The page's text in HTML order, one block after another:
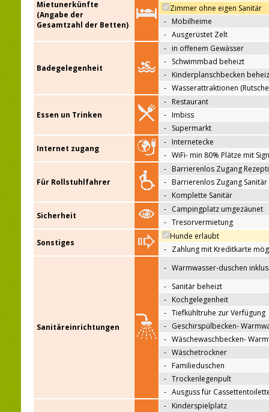
Mietunerkünfte
(Angabe der
Gesamtzahl der Betten)
Zimmer ohne eigen Sanitär
- Mobilheime
- Ausgerüstet Zelt
Badegelegenheit
- in offenem Gewässer
- Schwimmbad beheizt
- Kinderplanschbecken
- Wasserattraktionen
Essen un Trinken
- Restaurant
- Imbiss
- Supermarkt
Internet zugang
- Internetecke
- WiFi- min 80% Plätze mit
Für Rollstuhlfahrer
- Barrierenlos Zugang
- Barrierenlos Zugang Sanitär
- Komplette Sanitär
Sicherheit
- Campingplatz umgezäunet
- Tresorvermietung
Sonstiges
Hunde erlaubt
- Zahlung mit Kreditkarte
Sanitäreinrichtungen
- Warmwasser-duschen
- Sanitär beheizt
- Kochgelegenheit
- Tiefkühltruhe zur Verfügung
- Geschirspülbecken-
- Wäschewaschbecken-
- Wäschetrockner
- Familieduschen
- Trockenlegenpult
- Ausguss für
- Kinderspielplatz